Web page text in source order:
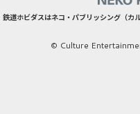
鉄道ホビダスはネコ・パブリッシング（カ
© Culture